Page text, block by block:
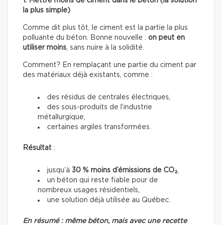
la plus simple)
Comme dit plus tôt, le ciment est la partie la plus
polluante du béton. Bonne nouvelle : on peut en
utiliser moins, sans nuire à la solidité.
Comment? En remplaçant une partie du ciment par
des matériaux déjà existants, comme :
des résidus de centrales électriques,
des sous-produits de l’industrie
métallurgique,
certaines argiles transformées.
Résultat :
jusqu’à 30 % moins d’émissions de CO₂,
un béton qui reste fiable pour de
nombreux usages résidentiels,
une solution déjà utilisée au Québec.
En résumé : même béton, mais avec une recette